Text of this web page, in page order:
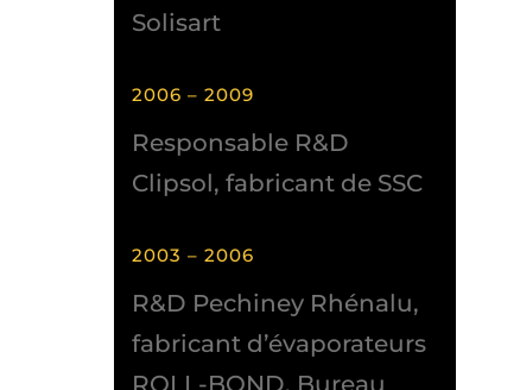
Solisart
2006 – 2009
Responsable R&D
Clipsol, fabricant de SSC
2003 – 2006
R&D Pechiney Rhénalu,
fabricant d’évaporateurs
ROLL-BOND. Bureau